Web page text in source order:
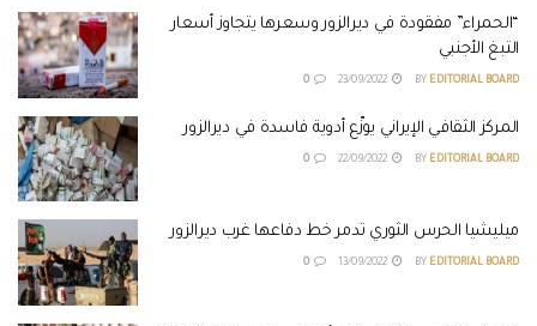
“الحمراء” مفقودة في ديرالزور وسعرها يتجاوز أسعار
التبغ الأجنبي
BY EDITORIAL BOARD
المركز الثقافي الإيراني يوزّع أدوية فاسدة في ديرالزور
BY EDITORIAL BOARD
ميليشيا الحرس الثوري تدمر خط دفاعها غرب ديرالزور
BY EDITORIAL BOARD